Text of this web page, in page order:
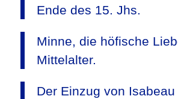
Ende des 15. Jhs.
Minne, die höfische
Mittelalter.
Der Einzug von Isabeau